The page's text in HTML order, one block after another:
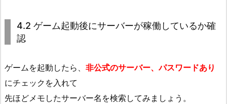
4.2 ゲーム起動後にサーバーが稼働しているか確
認
ゲームを起動したら、 非公式のサーバー、パスワードあり
にチェックを入れて
先ほどメモしたサーバー名を検索してみましょう。